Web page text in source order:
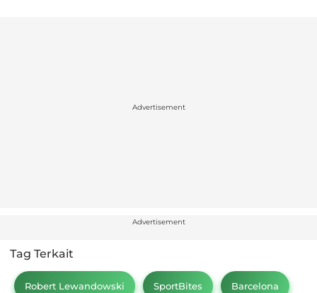
Advertisement
Advertisement
Tag Terkait
Robert Lewandowski SportBites Barcelona